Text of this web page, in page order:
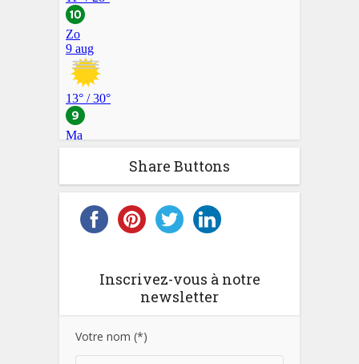
Share Buttons
Inscrivez-vous à notre
newsletter
Votre nom (*)